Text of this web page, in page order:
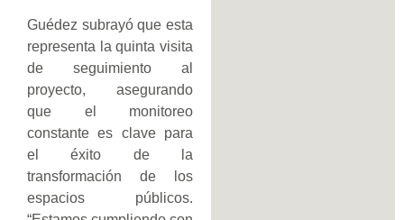
Guédez subrayó que esta
representa la quinta visita
de seguimiento al
proyecto, asegurando
que el monitoreo
constante es clave para
el éxito de la
transformación de los
espacios públicos.